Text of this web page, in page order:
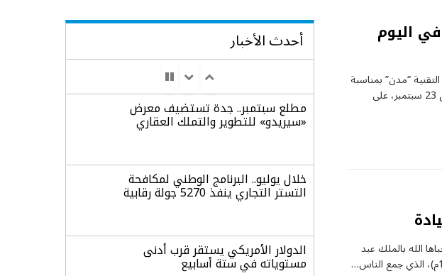
اليوم
“مدن” بمناسبة
اليوم الوطني 91 حفلها مساء يوم الخميس الموافق 23 سبتمبر، على
الله بالملك عبد
أحدث الأخبار
مطلع سبتمبر.. جدة تستضيف معرض
«سيريدو» للتطوير والتملك العقاري
خلال يوليو.. البرنامج الوطني لمكافحة
التستر التجاري ينفذ 5270 جولة رقابية
الدولار الأمريكي يستقر قرب أدنى
مستوياته في ستة أسابيع